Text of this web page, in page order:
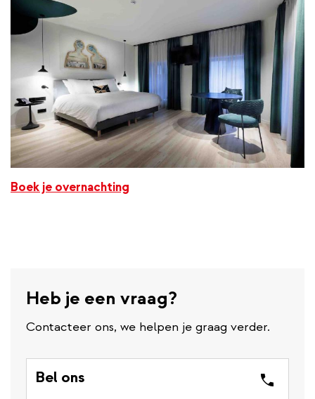
Boek je overnachting
Heb je een vraag?
Contacteer ons, we helpen je graag verder.
Bel ons